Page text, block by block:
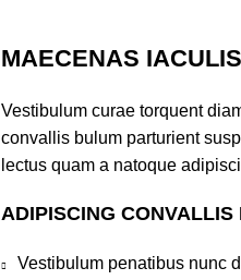
MAECENAS IACULIS
Vestibulum curae torquent
convallis bulum parturient
lectus quam a natoque
ADIPISCING CONVALLIS
Vestibulum penatibus nunc